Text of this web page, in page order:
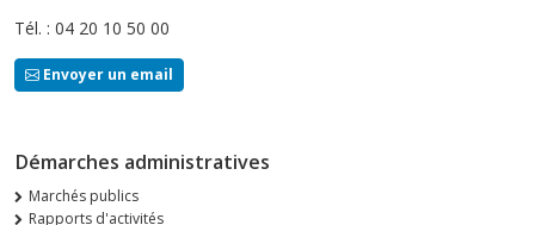
Tél. : 04 20 10 50 00
Envoyer un email
Démarches administratives
Marchés publics
Rapports d'activités